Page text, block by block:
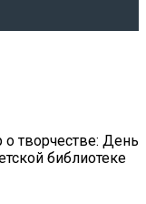
о творчестве: День
библиотеке